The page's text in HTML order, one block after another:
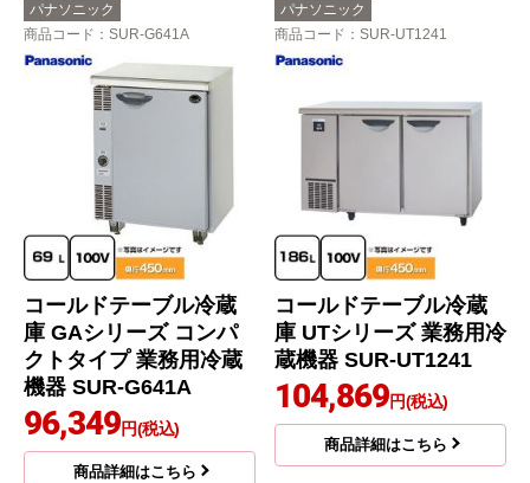
パナソニック
商品コード ：SUR-G641A
コールドテーブル冷蔵
庫 GAシリーズ コンパ
クトタイプ 業務用冷蔵
機器 SUR-G641A
96,349円(税込)
商品詳細はこちら
パナソニック
商品コード ：SUR-UT1241
コールドテーブル冷蔵
庫 UTシリーズ 業務用冷
蔵機器 SUR-UT1241
104,869円(税込)
商品詳細はこちら